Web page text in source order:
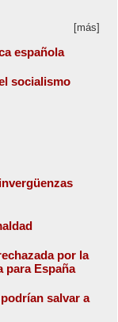
[más]
española
socialismo
por la
para España
salvar a